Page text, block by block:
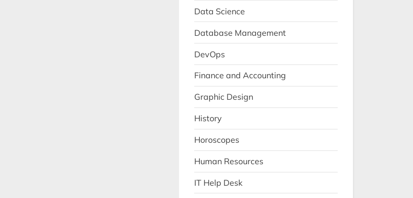
Data Science
Database Management
DevOps
Finance and Accounting
Graphic Design
History
Horoscopes
Human Resources
IT Help Desk